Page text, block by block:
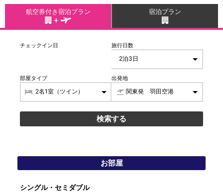
上階には伊良部島を眺望できる開放感あふれるオーシャンビューの
大浴場があります。
航空券付き宿泊プラン 宿泊プラン
チェックイン日 旅行日数
部屋タイプ 出発地
お部屋
シングル・セミダブル